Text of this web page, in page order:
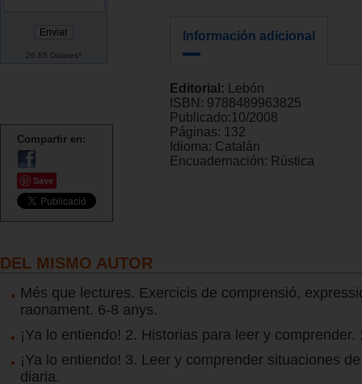
26.65 Dólares*
Compartir en:
Save
Información adicional
Editorial:
Lebón
ISBN: 9788489963825
Publicado:10/2008
Páginas: 132
Idioma: Catalán
Encuadernación: Rústica
DEL MISMO AUTOR
Més que lectures. Exercicis de comprensió,
raonament. 6-8 anys.
¡Ya lo entiendo! 2. Historias para leer y comprender.
¡Ya lo entiendo! 3. Leer y comprender situaciones
diaria.